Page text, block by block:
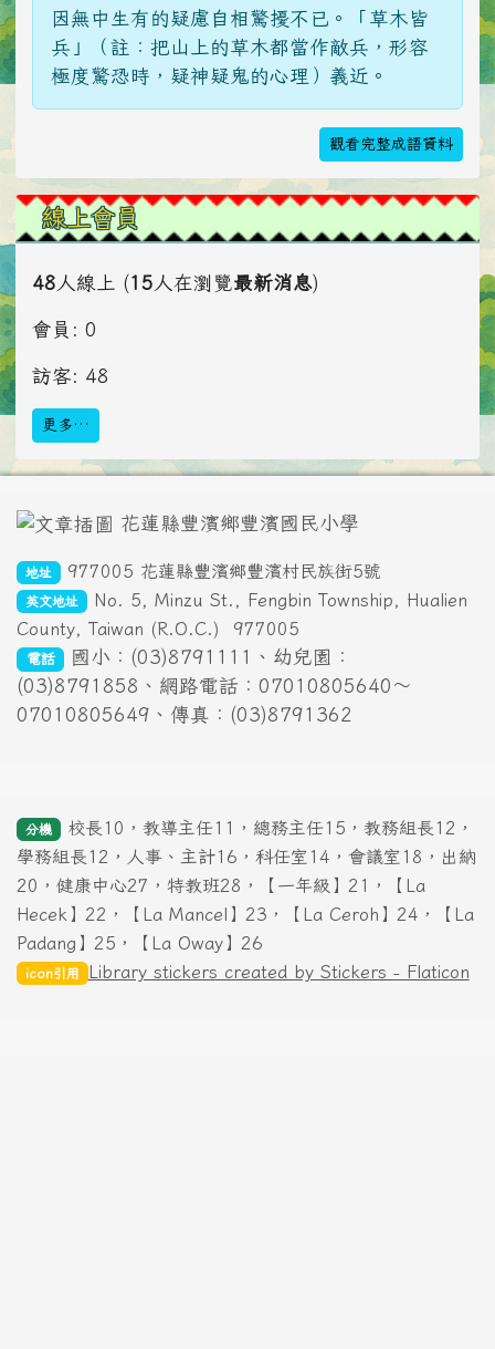
因無中生有的疑慮自相驚擾不已。「草木皆
兵」（註：把山上的草木都當作敵兵，形容
極度驚恐時，疑神疑鬼的心理）義近。
觀看完整成語資料
線上會員
48 人線上 (15 人在瀏覽最新消息)
會員: 0
訪客: 48
更多…
花蓮縣豐濱鄉豐濱國民小學
地址 977005 花蓮縣豐濱鄉豐濱村民族街5號
英文地址
No. 5, Minzu St., Fengbin Township, Hualien
County, Taiwan (R.O.C.)
977005
電話
國小：(03)8791111、幼兒園：
(03)8791858、網路電話：07010805640～
07010805649、傳真：(03)8791362
分機
校長10，教導主任11，總務主任15，教務組長12，
學務組長12，人事、主計16，科任室14，會議室18，出納
20，健康中心27，特教班28，【一年級】21，【La
Hecek】22，【La Mancel】23，【La Ceroh】24，【La
Padang】25，【La Oway】26
icon引用 Library stickers created by Stickers - Flaticon